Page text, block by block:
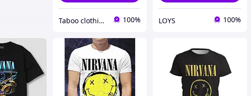
Taboo clothing company 100% LOYS 100%